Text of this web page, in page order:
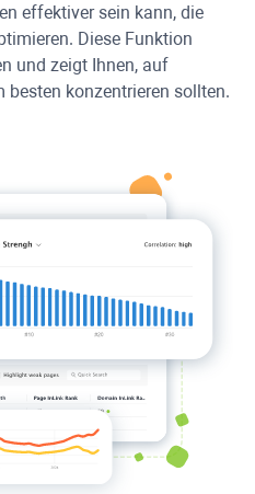
effektiver sein kann, die
Diese Funktion
und zeigt Ihnen, auf
besten konzentrieren sollten.